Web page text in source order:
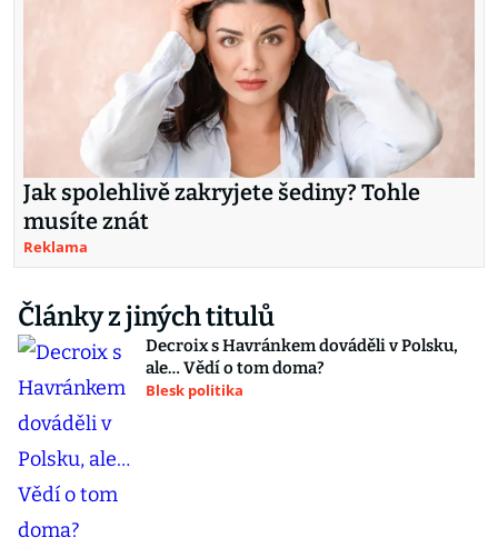
Jak spolehlivě zakryjete šediny? Tohle
musíte znát
Reklama
Články z jiných titulů
Decroix s Havránkem dováděli v Polsku,
ale… Vědí o tom doma?
Blesk politika